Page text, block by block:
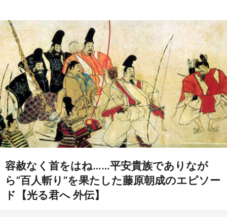
容赦なく首をはね……平安貴族でありなが
ら”百人斬り”を果たした藤原朝成のエピソー
ド【光る君へ 外伝】